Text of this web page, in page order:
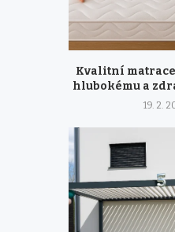
Kvalitní
hlubokému a
19. 2.